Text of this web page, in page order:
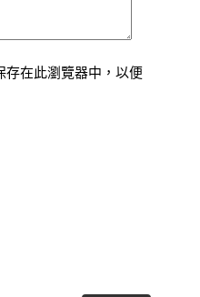
存在此瀏覽器中，以便